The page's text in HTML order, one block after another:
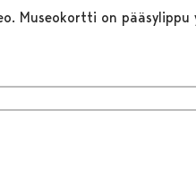
Museokortti on pääsylippu